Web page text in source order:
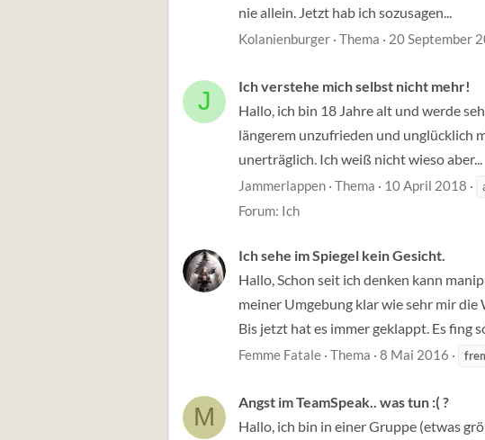
nie allein. Jetzt hab ich sozusagen...
Kolanienburger Thema 20 September
J
Ich verstehe mich selbst nicht mehr!
Hallo, ich bin 18 Jahre alt und werde
längerem unzufrieden und unglücklich
unerträglich. Ich weiß nicht wieso aber...
Jammerlappen Thema 10 April 2018
Forum: Ich
Ich sehe im Spiegel kein Gesicht.
Hallo, Schon seit ich denken kann
meiner Umgebung klar wie sehr mir die
Bis jetzt hat es immer geklappt. Es fing
Femme Fatale Thema 8 Mai 2016
M
Angst im TeamSpeak.. was tun :( ?
Hallo, ich bin in einer Gruppe (etwas